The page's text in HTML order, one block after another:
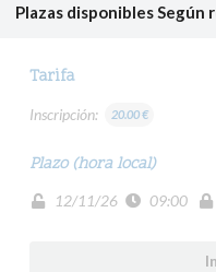
Plazas disponiblesSegún
Tarifa
Inscripción: 20.00 €
Plazo (hora local)
12/11/26 09:00